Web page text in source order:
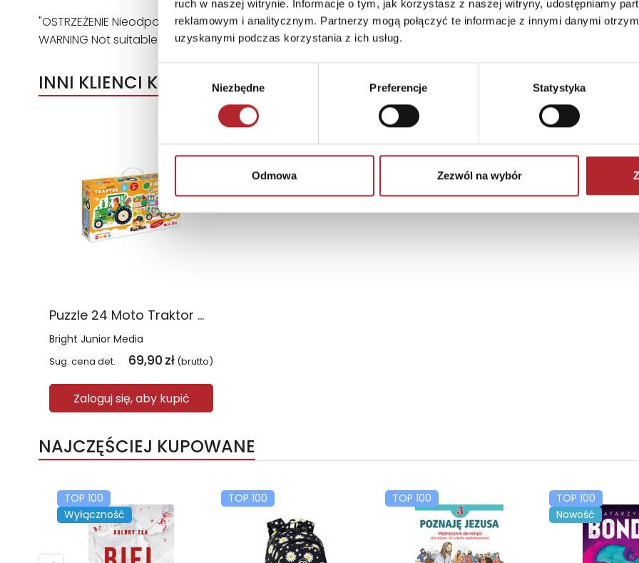
ruch w naszej witrynie. Informacje o tym, jak korzystasz z naszej witryny, udostępniamy
reklamowym i analitycznym. Partnerzy mogą połączyć te informacje z innymi danymi
uzyskanymi podczas korzystania z ich usług.
Niezbędne Preferencje Statystyka
Odmowa Zezwól na wybór
"OSTRZEŻENIE Nieodpowiednie dla dzieci w wieku poniżej 3 lat. Istnieje ryzyko zadławienia się małymi
WARNING Not suitable for children under three years. There is a risk of choking on small parts."
INNI KLIENCI KUPOWALI
Puzzle 24 Moto Traktor CzuCzu
Bright Junior Media
Sug. cena det. 69,90 zł (brutto)
Zaloguj się, aby kupić
NAJCZĘŚCIEJ KUPOWANE
TOP 100
Wyłączność
TOP 100 TOP 100
TOP 100
Nowość